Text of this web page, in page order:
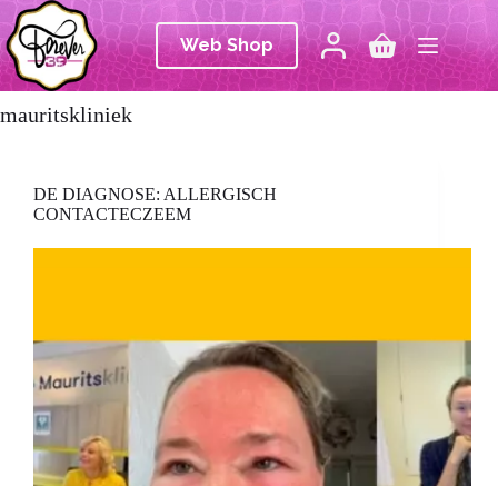
Ga
naar
de
inhoud
Web Shop Winkelwagen
mauritskliniek
DE DIAGNOSE: ALLERGISCH
CONTACTECZEEM